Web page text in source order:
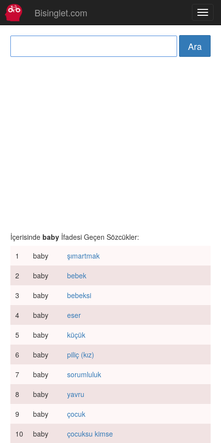
Bisinglet.com
İçerisinde baby İfadesi Geçen Sözcükler:
1
baby
şımartmak
2
baby
bebek
3
baby
bebeksi
4
baby
eser
5
baby
küçük
6
baby
piliç (kız)
7
baby
sorumluluk
8
baby
yavru
9
baby
çocuk
10
baby çocuksu kimse